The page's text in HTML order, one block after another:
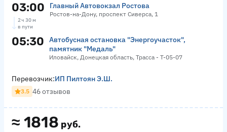
03:00 Главный Автовокзал Ростова
Ростов-на-Дону, проспект Сиверса, 1
2 ч 30 м
в пути
05:30
Автобусная остановка "Энергоучасток",
памятник "Медаль"
Иловайск, Донецкая область, Трасса - Т-05-07
≈ 1818 руб.
Перевозчик:ИП Пилтоян Э.Ш.
3.5 46 отзывов